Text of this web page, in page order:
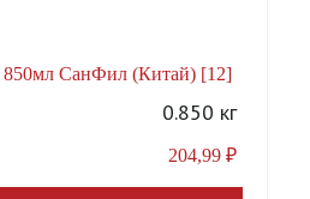
850мл СанФил (Китай) [12]
0.850 кг
204,99 ₽